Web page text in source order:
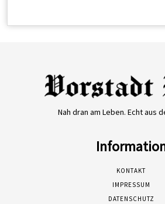
Nah dran am Leben. Echt aus
KONTAKT
IMPRESSUM
DATENSCHUTZ